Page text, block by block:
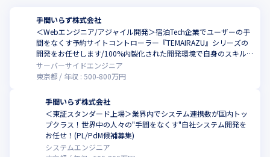
手間いらず株式会社
＜Webエンジニア/アジャイル開発＞宿泊Tech企業でユーザーの手
間をなくす予約サイトコントローラー『TEMAIRAZU』シリーズの
開発をお任せします/100%内製化された開発環境で自身のスキル
アップやマネジメント力の強化が可能！
サーバーサイドエンジニア
東京都
年収 : 500-800万円
手間いらず株式会社
＜東証スタンダード上場＞業界内でシステム連携数が国内トッ
プクラス！世界中の人々の"手間をなくす"自社システム開発を
お任せ！(PL/PdM候補募集)
システムエンジニア